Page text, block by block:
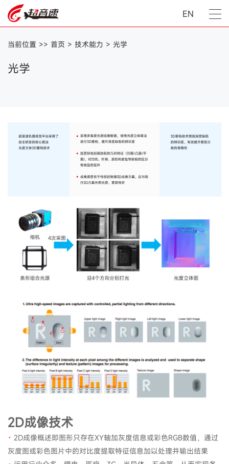
EN
当前位置 >> 首页 > 技术能力 > 光学
光学
2D成像技术
· 2D成像概述即图形只存在XY轴加灰度信息或彩色RGB数值，通过
灰度图或彩色图片中的对比度提取特征信息加以处理并输出结果